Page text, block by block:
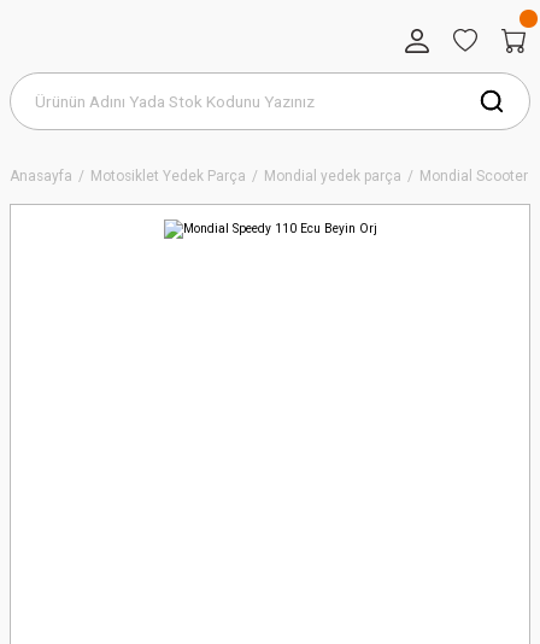
Anasayfa Motosiklet Yedek Parça Mondial yedek parça Mondial Scooter